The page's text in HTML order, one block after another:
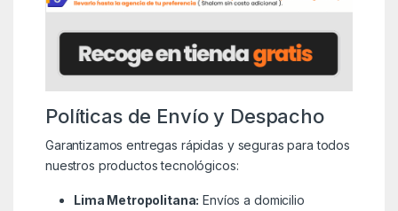
Políticas de Envío y Despacho
Garantizamos entregas rápidas y seguras para todos
nuestros productos tecnológicos:
Lima Metropolitana: Envíos a domicilio